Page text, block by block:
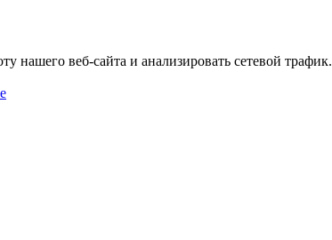
нашего веб-сайта и анализировать сетевой трафик.